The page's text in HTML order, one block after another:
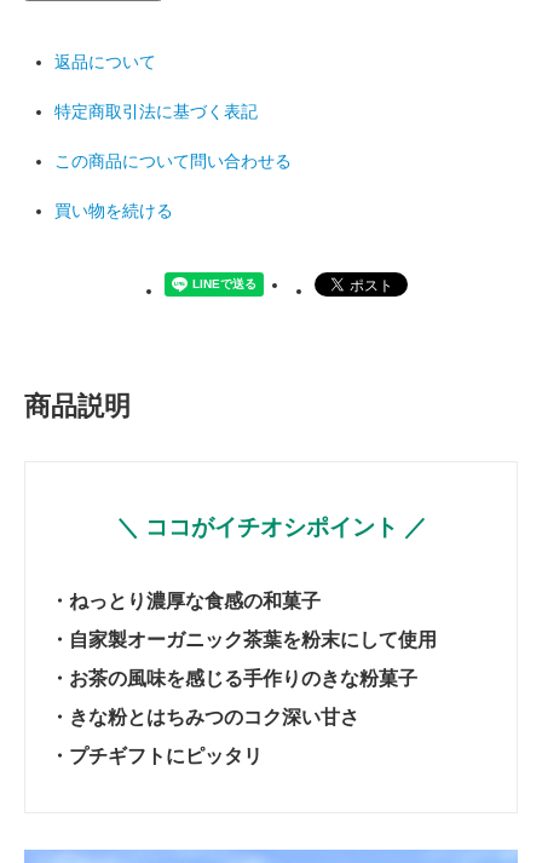
返品について
特定商取引法に基づく表記
この商品について問い合わせる
買い物を続ける
商品説明
＼ ココがイチオシポイント ／
・ねっとり濃厚な食感の和菓子
・自家製オーガニック茶葉を粉末にして使用
・お茶の風味を感じる手作りのきな粉菓子
・きな粉とはちみつのコク深い甘さ
・プチギフトにピッタリ